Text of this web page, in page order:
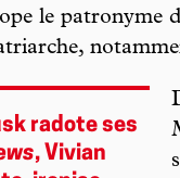
le patronyme
radote ses
, Vivian